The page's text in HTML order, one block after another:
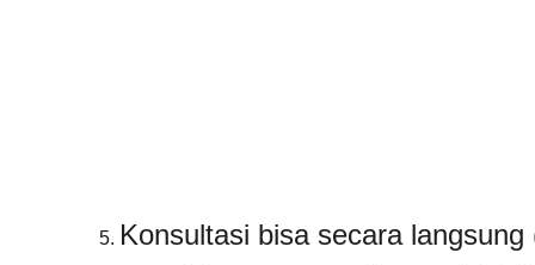
Konsultasi bisa secara